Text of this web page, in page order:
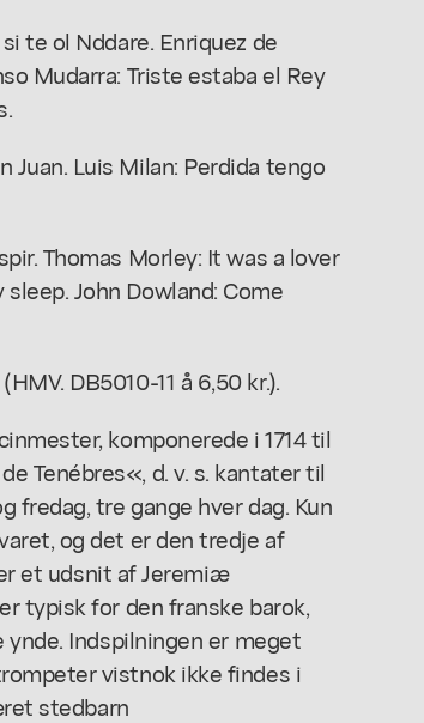
te ol Nddare. Enriquez de
Mudarra: Triste estaba el Rey
Juan. Luis Milan: Perdida tengo
Thomas Morley: It was a lover
John Dowland: Come
DB5010-11 å 6,50 kr.).
komponerede i 1714 til
Tenébres«, d. v. s. kantater til
fredag, tre gange hver dag. Kun
og det er den tredje af
et udsnit af Jeremiæ
typisk for den franske barok,
Indspilningen er meget
vistnok ikke findes i
stedbarn